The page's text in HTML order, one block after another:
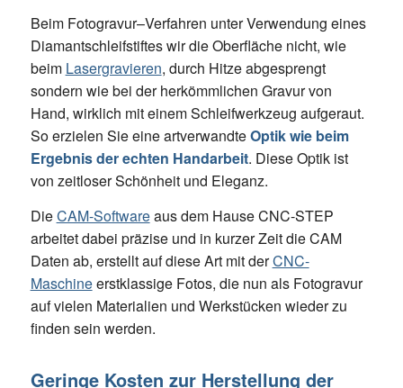
Beim Fotogravur–Verfahren unter Verwendung eines
Diamantschleifstiftes wir die Oberfläche nicht, wie
beim Lasergravieren, durch Hitze abgesprengt
sondern wie bei der herkömmlichen Gravur von
Hand, wirklich mit einem Schleifwerkzeug aufgeraut.
So erzielen Sie eine artverwandteOptik wie beim
Ergebnis der echten Handarbeit. Diese Optik ist
von zeitloser Schönheit und Eleganz.
DieCAM-Softwareaus dem Hause CNC-STEP
arbeitet dabei präzise und in kurzer Zeit die CAM
Daten ab, erstellt auf diese Art mit derCNC-
Maschineerstklassige Fotos, die nun als Fotogravur
auf vielen Materialien und Werkstücken wieder zu
finden sein werden.
Geringe Kosten zur Herstellung der